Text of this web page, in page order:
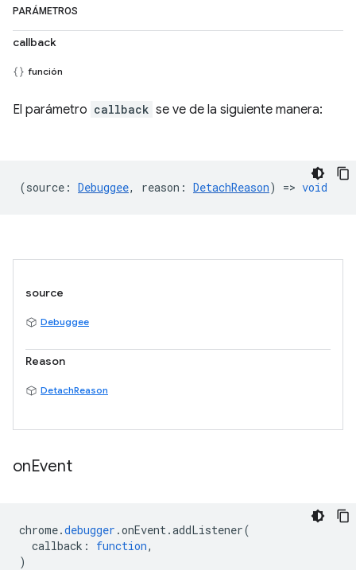
PARÁMETROS
callback
función
El parámetro callback se ve de la siguiente manera:
(source : Debuggee, reason : DetachReason) => void
source
Debuggee
Reason
DetachReason
onEvent
chrome.debugger .onEvent.addListener(
callback : function,
)